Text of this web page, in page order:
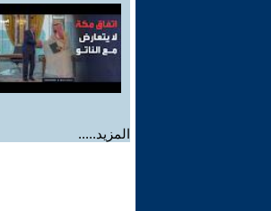
المزيد.....